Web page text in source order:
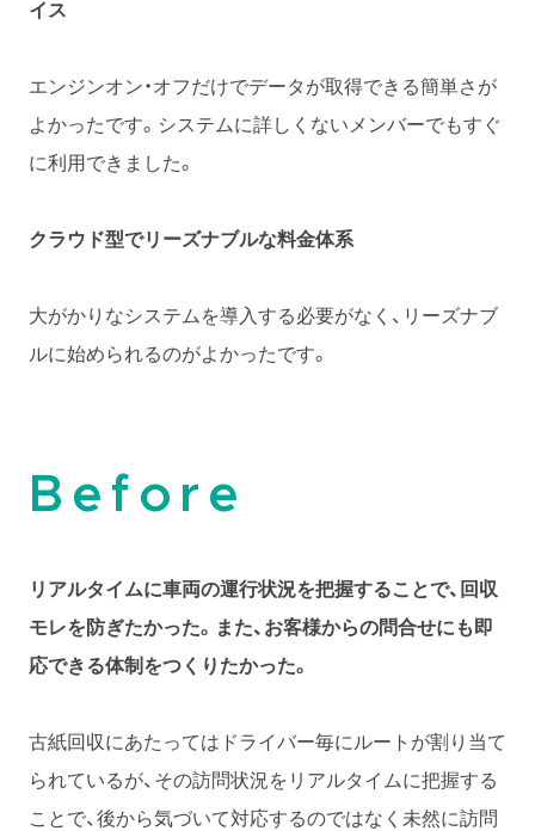
イス
エンジンオン・オフだけでデータが取得できる簡単さが
よかったです。システムに詳しくないメンバーでもすぐ
に利用できました。
クラウド型でリーズナブルな料金体系
大がかりなシステムを導入する必要がなく、リーズナブ
ルに始められるのがよかったです。
Before
リアルタイムに車両の運行状況を把握することで、回収
モレを防ぎたかった。また、お客様からの問合せにも即
応できる体制をつくりたかった。
古紙回収にあたってはドライバー毎にルートが割り当て
られているが、その訪問状況をリアルタイムに把握する
ことで、後から気づいて対応するのではなく未然に訪問